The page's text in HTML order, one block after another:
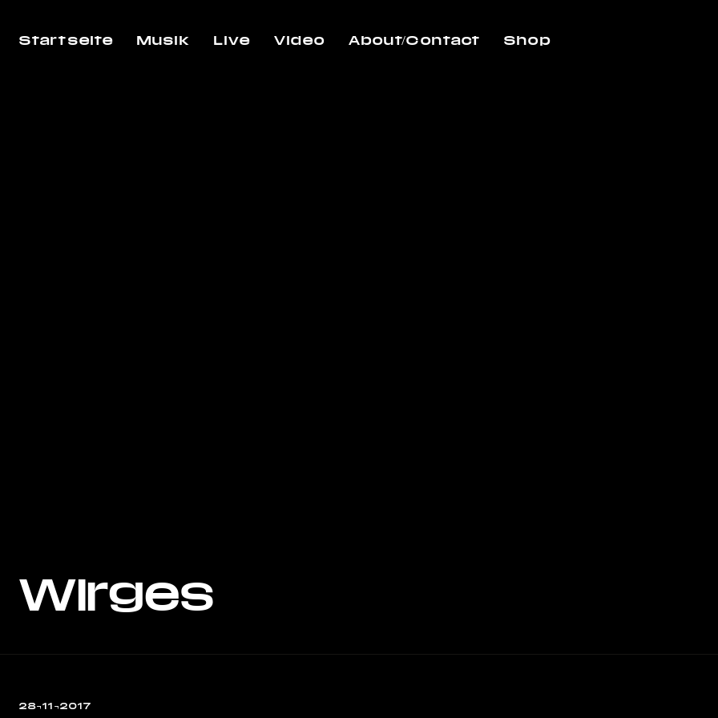
Startseite Musik Live Video About/Contact Shop
Wirges
28¬11¬2017